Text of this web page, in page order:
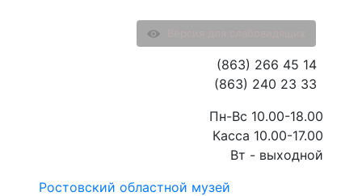
Ростовский областной музей
(863) 266 45 14
(863) 240 23 33
Пн-Вс 10.00-18.00
Касса 10.00-17.00
Вт - выходной